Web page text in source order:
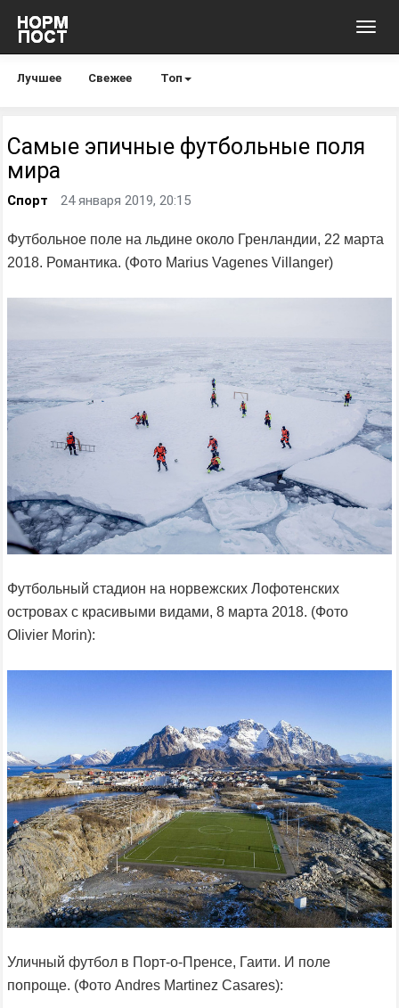
Лучшее Свежее Топ
Самые эпичные футбольные поля
мира
Спорт 24 января 2019, 20:15
Футбольное поле на льдине около Гренландии, 22 марта
2018. Романтика. (Фото Marius Vagenes Villanger)
Футбольный стадион на норвежских Лофотенских
островах с красивыми видами, 8 марта 2018. (Фото
Olivier Morin):
Уличный футбол в Порт-о-Пренсе, Гаити. И поле
попроще. (Фото Andres Martinez Casares):